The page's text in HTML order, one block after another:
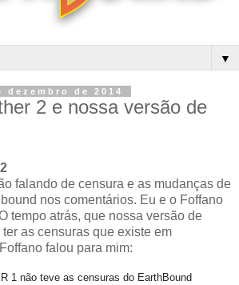
▼
de 2014
2 e nossa versão de
falando de censura e as mudanças de
nos comentários. Eu e o Foffano
tempo atrás, que nossa versão de
as censuras que existe em
falou para mim:
1 não teve as censuras do EarthBound